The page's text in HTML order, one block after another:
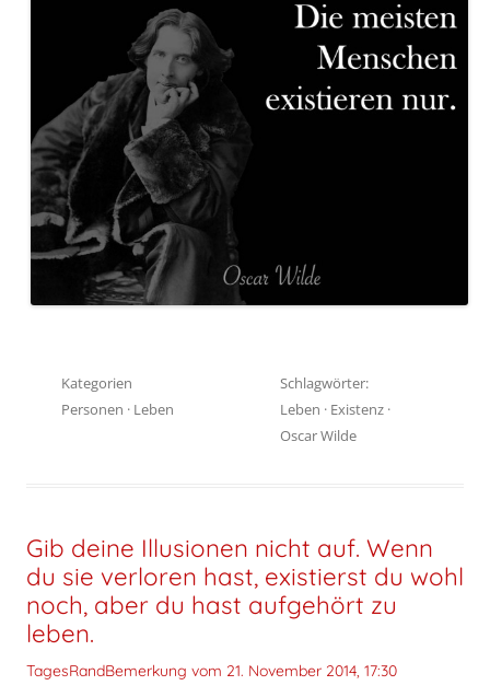
Kategorien
Personen · Leben
Schlagwörter:
Leben · Existenz ·
Oscar Wilde
Gib deine Illusionen nicht auf. Wenn
du sie verloren hast, existierst du wohl
noch, aber du hast aufgehört zu
leben.
TagesRandBemerkung vom 21. November 2014, 17:30